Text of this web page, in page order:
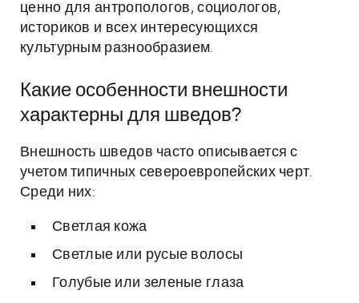
ценно для антропологов, социологов,
историков и всех интересующихся
культурным разнообразием.
Какие особенности внешности
характерны для шведов?
Внешность шведов часто описывается с
учетом типичных североевропейских черт.
Среди них:
Светлая кожа
Светлые или русые волосы
Голубые или зеленые глаза